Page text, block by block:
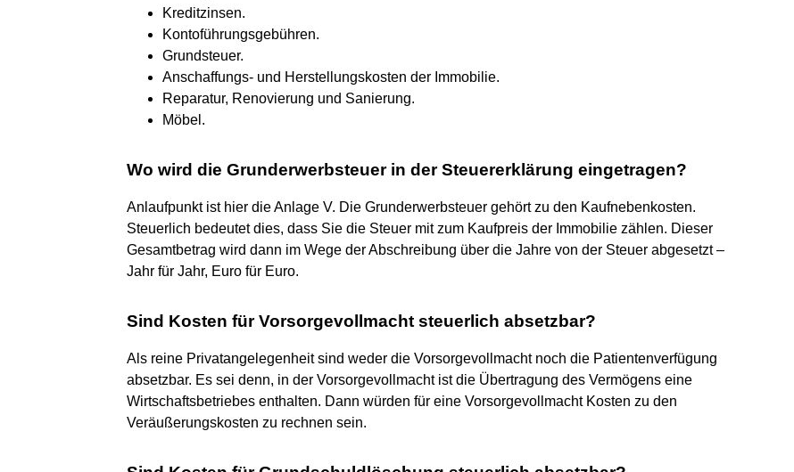
Kreditzinsen.
Kontoführungsgebühren.
Grundsteuer.
Anschaffungs- und Herstellungskosten der Immobilie.
Reparatur, Renovierung und Sanierung.
Möbel.
Wo wird die Grunderwerbsteuer in der Steuererklärung eingetragen?
Anlaufpunkt ist hier die Anlage V. Die Grunderwerbsteuer gehört zu den Kaufnebenkosten.
Steuerlich bedeutet dies, dass Sie die Steuer mit zum Kaufpreis der Immobilie zählen. Dieser
Gesamtbetrag wird dann im Wege der Abschreibung über die Jahre von der Steuer abgesetzt –
Jahr für Jahr, Euro für Euro.
Sind Kosten für Vorsorgevollmacht steuerlich absetzbar?
Als reine Privatangelegenheit sind weder die Vorsorgevollmacht noch die Patientenverfügung
absetzbar. Es sei denn, in der Vorsorgevollmacht ist die Übertragung des Vermögens eine
Wirtschaftsbetriebes enthalten. Dann würden für eine Vorsorgevollmacht Kosten zu den
Veräußerungskosten zu rechnen sein.